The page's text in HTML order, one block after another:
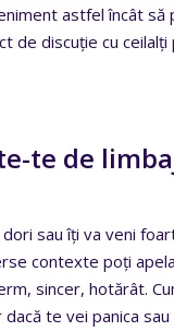
astfel încât să
de discuție cu ceilalți
te de
dori sau îți va veni
contexte poți
sincer, hotărât.
te vei panica